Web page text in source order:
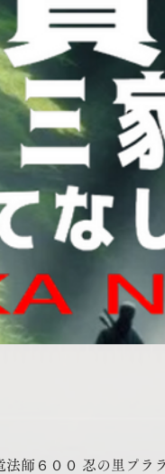
師６００ 忍の里プラ